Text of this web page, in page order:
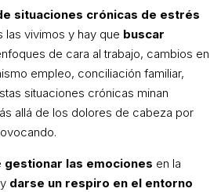
situaciones crónicas de estrés
las vivimos y hay que buscar
de cara al trabajo, cambios en
empleo, conciliación familiar,
situaciones crónicas minan
allá de los dolores de cabeza por
gestionar las emociones en la
darse un respiro en el entorno